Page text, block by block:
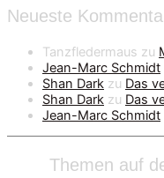
Neueste
Tanzfledermaus zu
Jean-Marc Schmidt
Shan Dark zu Das
Shan Dark zu Das
Jean-Marc Schmidt
Themen auf